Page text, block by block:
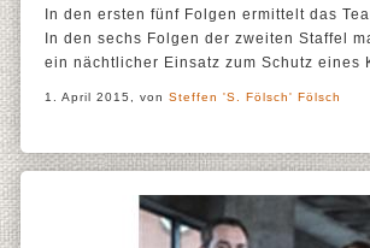
In den ersten fünf Folgen ermittelt das
In den sechs Folgen der zweiten Staffel
ein nächtlicher Einsatz zum Schutz eines
1. April 2015, von Steffen 'S. Fölsch' Fölsch